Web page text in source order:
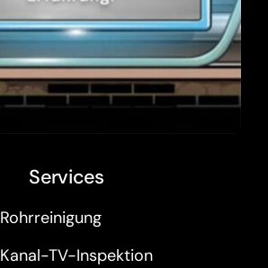
Services
Rohrreinigung
Kanal-TV-Inspektion